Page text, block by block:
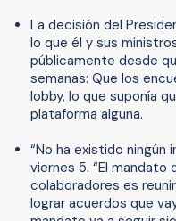
La decisión del
lo que él y sus
públicamente desde
semanas: Que los
lobby, lo que suponía
plataforma alguna.
“No ha existido ningún
viernes 5. “El mandato
colaboradores es
lograr acuerdos que